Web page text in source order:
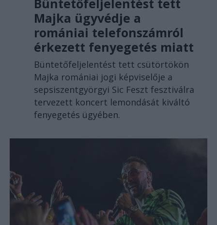
Büntetőfeljelentést tett
Majka ügyvédje a
romániai telefonszámról
érkezett fenyegetés miatt
Büntetőfeljelentést tett csütörtökön
Majka romániai jogi képviselője a
sepsiszentgyörgyi Sic Feszt fesztiválra
tervezett koncert lemondását kiváltó
fenyegetés ügyében.